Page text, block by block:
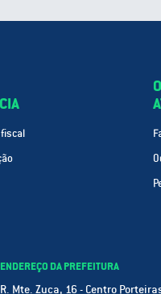
ENDEREÇO DA PREFEITURA
R. Mte. Zuca, 16 - Centro